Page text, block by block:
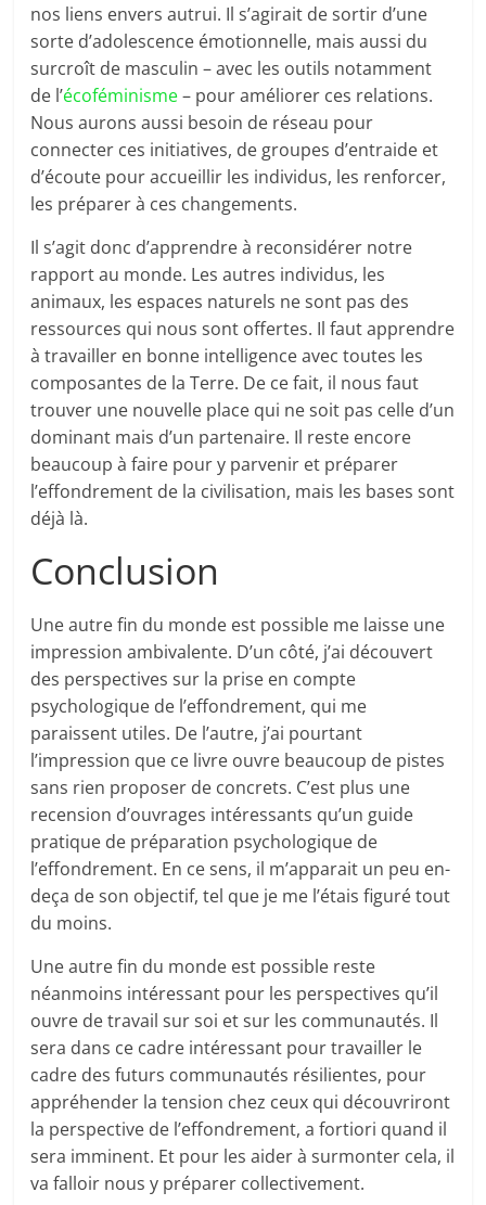
nos liens envers autrui. Il s’agirait de sortir d’une
sorte d’adolescence émotionnelle, mais aussi du
surcroît de masculin – avec les outils notamment
de l’écoféminisme– pour améliorer ces relations.
Nous aurons aussi besoin de réseau pour
connecter ces initiatives, de groupes d’entraide et
d’écoute pour accueillir les individus, les renforcer,
les préparer à ces changements.
Il s’agit donc d’apprendre à reconsidérer notre
rapport au monde. Les autres individus, les
animaux, les espaces naturels ne sont pas des
ressources qui nous sont offertes. Il faut apprendre
à travailler en bonne intelligence avec toutes les
composantes de la Terre. De ce fait, il nous faut
trouver une nouvelle place qui ne soit pas celle d’un
dominant mais d’un partenaire. Il reste encore
beaucoup à faire pour y parvenir et préparer
l’effondrement de la civilisation, mais les bases sont
déjà là.
Conclusion
Une autre fin du monde est possible me laisse une
impression ambivalente. D’un côté, j’ai découvert
des perspectives sur la prise en compte
psychologique de l’effondrement, qui me
paraissent utiles. De l’autre, j’ai pourtant
l’impression que ce livre ouvre beaucoup de pistes
sans rien proposer de concrets. C’est plus une
recension d’ouvrages intéressants qu’un guide
pratique de préparation psychologique de
l’effondrement. En ce sens, il m’apparait un peu en-
deça de son objectif, tel que je me l’étais figuré tout
du moins.
Une autre fin du monde est possible reste
néanmoins intéressant pour les perspectives qu’il
ouvre de travail sur soi et sur les communautés. Il
sera dans ce cadre intéressant pour travailler le
cadre des futurs communautés résilientes, pour
appréhender la tension chez ceux qui découvriront
la perspective de l’effondrement, a fortiori quand il
sera imminent. Et pour les aider à surmonter cela, il
va falloir nous y préparer collectivement.